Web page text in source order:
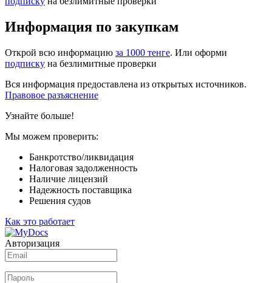
Информация по закупкам
Открой всю информацию за 1000 тенге. Или оформи
подписку на безлимитные проверки
Вся информация предоставлена из открытых источников.
Правовое разъяснение
Узнайте больше!
Мы можем проверить:
Банкротство/ликвидация
Налоговая задолженность
Наличие лицензий
Надежность поставщика
Решения судов
Как это работает
Авторизация